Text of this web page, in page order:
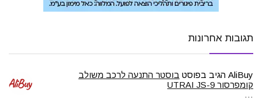
תגובות אחרונות
AliBuy הגיב בפוסט בוסטר התנעה לרכב משולב
קומפרסור UTRAI JS-9
…